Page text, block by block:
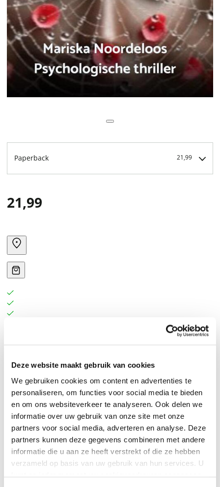
Deze website maakt gebruik van cookies
We gebruiken cookies om content en advertenties te
personaliseren, om functies voor social media te bieden
en om ons websiteverkeer te analyseren. Ook delen we
informatie over uw gebruik van onze site met onze
partners voor social media, adverteren en analyse. Deze
partners kunnen deze gegevens combineren met andere
informatie die u aan ze heeft verstrekt of die ze hebben
verzameld op basis van uw gebruik van hun services. U
kunt op ieder moment uw cookievoorkeuren aanpassen
Paperback 21,99
21,99
Asha’s leven verandert in een nachtmerrie wanneer
gearresteerd en veroordeeld als dader. Haar moeder
stort volledig in en zoekt haar heil in drank en drugs.
Asha belandt in het systeem van jeugdzorg, wordt uit
huis geplaatst en komt terecht in een pleeggezin. Daar
voelt ze zich diep ongelukkig en ontheemd. Gelukkig
heeft ze een vriendje die haar steunt en zich over haar
ontfermt. Rechercheur Christel onderzoekt al enkele
jaren de raadselachtige verdwijningen van meerdere
meisjes, die allemaal - door uiteenlopende